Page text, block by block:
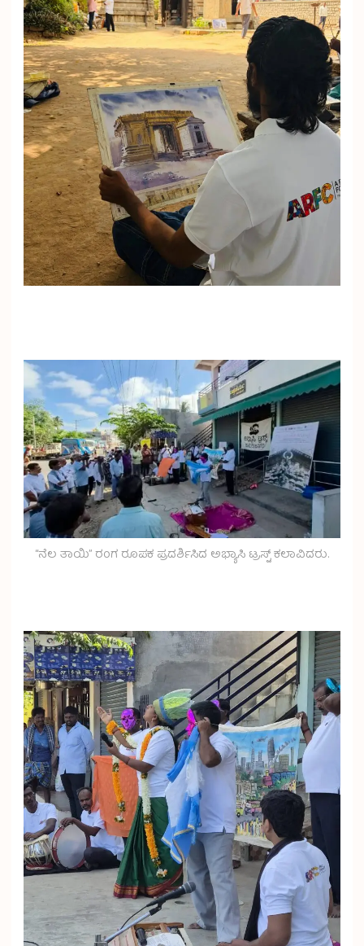
“ನೆಲ ತಾಯಿ” ರಂಗ ರೂಪಕ ಪ್ರದರ್ಶಿಸಿದ ಅಭ್ಯಾಸಿ ಟ್ರಸ್ಟ್ ಕಲಾವಿದರು.